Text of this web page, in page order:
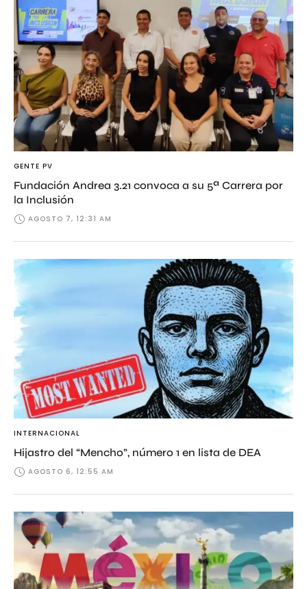
GENTE PV
Fundación Andrea 3.21 convoca a su 5ª Carrera por
la Inclusión
AGOSTO 7, 12:31 AM
INTERNACIONAL
Hijastro del “Mencho”, número 1 en lista de DEA
AGOSTO 6, 12:55 AM